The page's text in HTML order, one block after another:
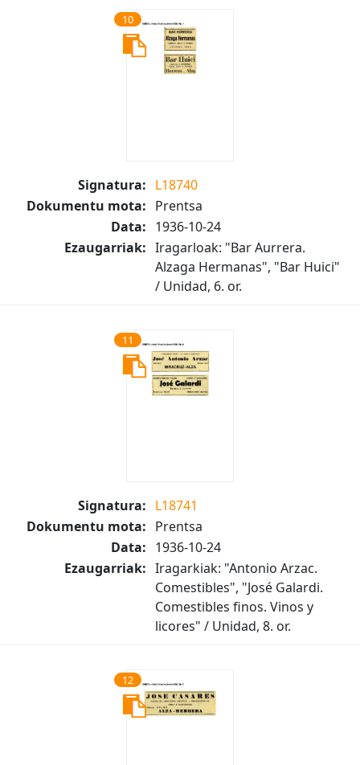
10
Signatura: L18740
Dokumentu mota: Prentsa
Data: 1936-10-24
Ezaugarriak: Iragarloak: "Bar Aurrera.
Alzaga Hermanas", "Bar Huici"
/ Unidad, 6. or.
11
Signatura: L18741
Dokumentu mota: Prentsa
Data: 1936-10-24
Ezaugarriak: Iragarkiak: "Antonio Arzac.
Comestibles", "José Galardi.
Comestibles finos. Vinos y
licores" / Unidad, 8. or.
12